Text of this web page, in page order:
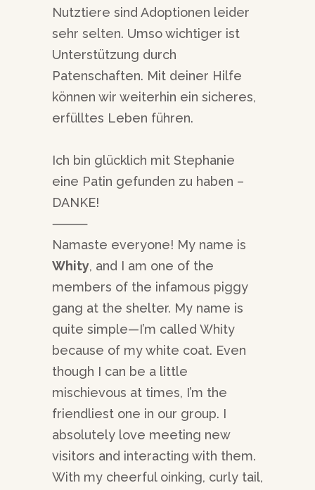
Nutztiere sind Adoptionen leider
sehr selten. Umso wichtiger ist
Unterstützung durch
Patenschaften. Mit deiner Hilfe
können wir weiterhin ein sicheres,
erfülltes Leben führen.
Ich bin glücklich mit Stephanie
eine Patin gefunden zu haben –
DANKE!
⸻
Namaste everyone! My name is
Whity, and I am one of the
members of the infamous piggy
gang at the shelter. My name is
quite simple—I’m called Whity
because of my white coat. Even
though I can be a little
mischievous at times, I’m the
friendliest one in our group. I
absolutely love meeting new
visitors and interacting with them.
With my cheerful oinking, curly tail,